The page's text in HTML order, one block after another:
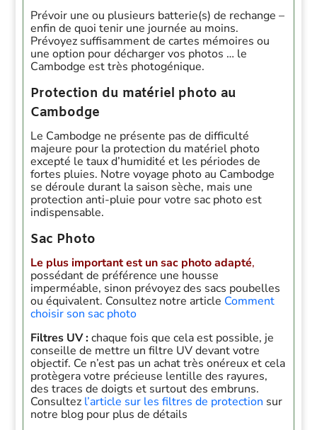
Prévoir une ou plusieurs batterie(s) de rechange –
enfin de quoi tenir une journée au moins.
Prévoyez suffisamment de cartes mémoires ou
une option pour décharger vos photos … le
Cambodge est très photogénique.
Protection du matériel photo au
Cambodge
Le Cambodge ne présente pas de difficulté
majeure pour la protection du matériel photo
excepté le taux d’humidité et les périodes de
fortes pluies. Notre voyage photo au Cambodge
se déroule durant la saison sèche, mais une
protection anti-pluie pour votre sac photo est
indispensable.
Sac Photo
Le plus important est un sac photo adapté,
possédant de préférence une housse
imperméable, sinon prévoyez des sacs poubelles
ou équivalent. Consultez notre article Comment
choisir son sac photo
Filtres UV :chaque fois que cela est possible, je
conseille de mettre un filtre UV devant votre
objectif. Ce n’est pas un achat très onéreux et cela
protègera votre précieuse lentille des rayures,
des traces de doigts et surtout des embruns.
Consultez l’article sur les filtres de protection sur
notre blog pour plus de détails